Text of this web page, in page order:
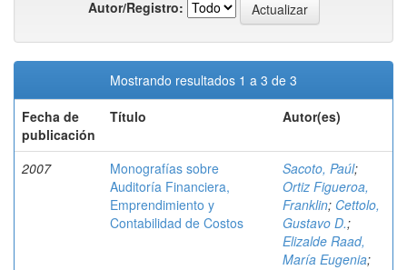
Autor/Registro:
Mostrando resultados 1 a 3 de 3
Fecha de
publicación
Título Autor(es)
2007
Monografías sobre
Auditoría Financiera,
Emprendimiento y
Contabilidad de Costos
Sacoto, Paúl;
Ortiz Figueroa,
Franklin; Cettolo,
Gustavo D.;
Elizalde Raad,
María Eugenia;